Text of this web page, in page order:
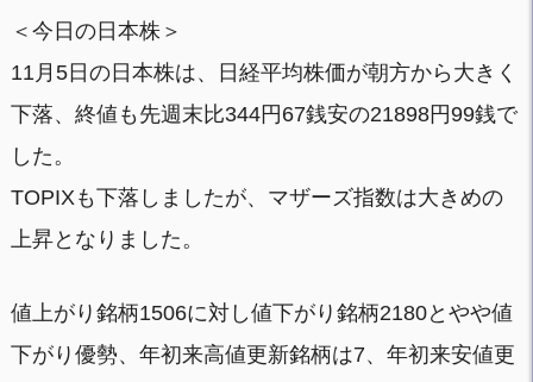
＜今日の日本株＞
11月5日の日本株は、日経平均株価が朝方から大きく
下落、終値も先週末比344円67銭安の21898円99銭で
した。
TOPIXも下落しましたが、マザーズ指数は大きめの
上昇となりました。
値上がり銘柄1506に対し値下がり銘柄2180とやや値
下がり優勢、年初来高値更新銘柄は7、年初来安値更